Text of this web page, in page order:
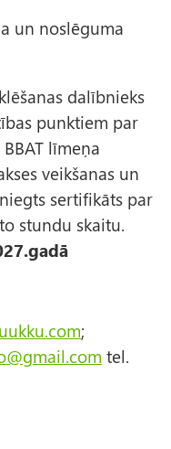
un noslēguma
dalībnieks
punktiem par
līmeņa
veikšanas un
sertifikāts par
stundu skaitu.
;
tel.